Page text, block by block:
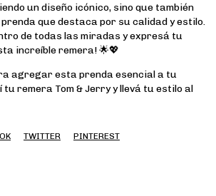
un diseño icónico, sino que también
que destaca por su calidad y estilo.
de todas las miradas y expresá tu
increíble remera! 🌟💖
agregar esta prenda esencial a tu
remera Tom & Jerry y llevá tu estilo al
TWITTER PINTEREST